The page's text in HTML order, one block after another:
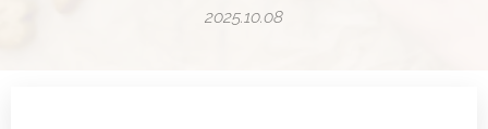
2025.10.08